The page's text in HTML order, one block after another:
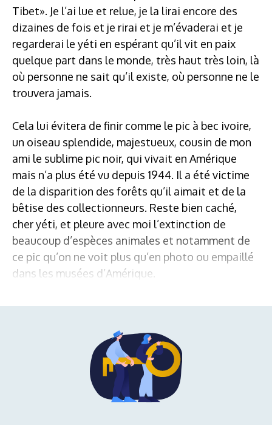
Tibet». Je l’ai lue et relue, je la lirai encore des
dizaines de fois et je rirai et je m’évaderai et je
regarderai le yéti en espérant qu’il vit en paix
quelque part dans le monde, très haut très loin, là
où personne ne sait qu’il existe, où personne ne le
trouvera jamais.
Cela lui évitera de finir comme le pic à bec ivoire,
un oiseau splendide, majestueux, cousin de mon
ami le sublime pic noir, qui vivait en Amérique
mais n’a plus été vu depuis 1944. Il a été victime
de la disparition des forêts qu’il aimait et de la
bêtise des collectionneurs. Reste bien caché,
cher yéti, et pleure avec moi l’extinction de
beaucoup d’espèces animales et notamment de
ce pic qu’on ne voit plus qu’en photo ou empaillé
dans les musées d’Amérique.